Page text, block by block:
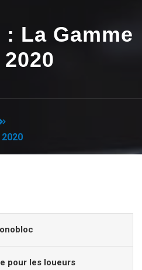
: La Gamme
2020
2020
pour les loueurs